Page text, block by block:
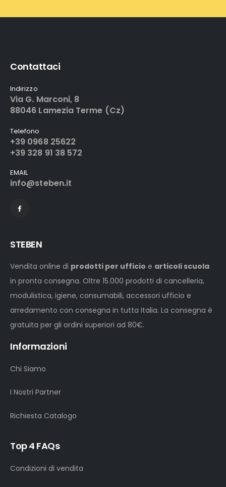
Contattaci
Indirizzo
Via G. Marconi, 8
88046 Lamezia Terme (Cz)
Telefono
+39 0968 25622
+39 328 91 38 572
EMAIL
info@steben.it
STEBEN
Vendita online di prodotti per ufficio e articoli scuola
in pronta consegna. Oltre 15.000 prodotti di cancelleria,
modulistica, igiene, consumabili, accessori ufficio e
arredamento con consegna in tutta Italia. La consegna è
gratuita per gli ordini superiori ad 80€.
Informazioni
Chi Siamo
I Nostri Partner
Richiesta Catalogo
Top 4 FAQs
Condizioni di vendita